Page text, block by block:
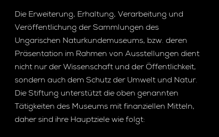
Die Erweiterung, Erhaltung, Verarbeitung und
Veröffentlichung der Sammlungen des
Ungarischen Naturkundemuseums, bzw. deren
Präsentation im Rahmen von Ausstellungen dient
nicht nur der Wissenschaft und der Öffentlichkeit,
sondern auch dem Schutz der Umwelt und Natur.
Die Stiftung unterstützt die oben genannten
Tätigkeiten des Museums mit finanziellen Mitteln,
daher sind ihre Hauptziele wie folgt: